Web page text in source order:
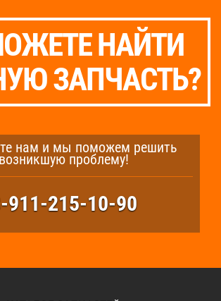
НАЙТИ
ЗАПЧАСТЬ?
нам и мы поможем решить
возникшую проблему!
911-215-10-90